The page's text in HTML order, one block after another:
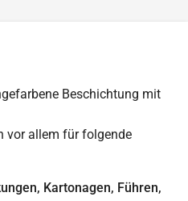
Beschichtung mit
vor allem für folgende
Kartonagen, Führen,